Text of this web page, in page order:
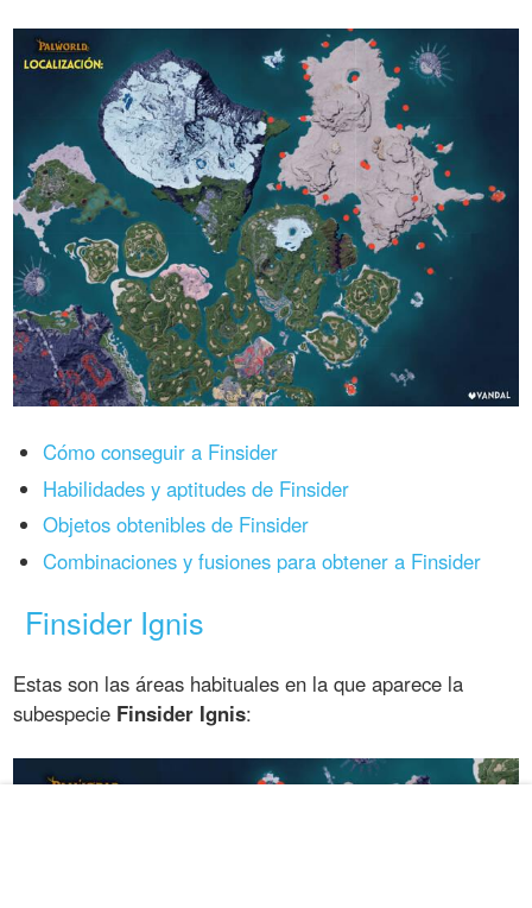
Cómo conseguir a Finsider
Habilidades y aptitudes de Finsider
Objetos obtenibles de Finsider
Combinaciones y fusiones para obtener a Finsider
Finsider Ignis
Estas son las áreas habituales en la que aparece la
subespecie Finsider Ignis: